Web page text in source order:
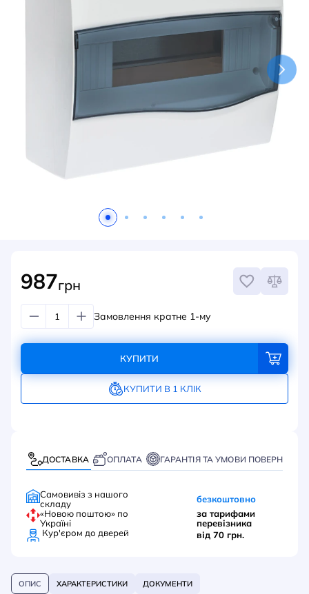
СИСТЕМИ ШИНОПРОВОДІВ ТА СТРУМОПРОВОДІВ
987грн
Замовлення кратне 1-му
КУПИТИ
КУПИТИ В 1 КЛІК
ДОСТАВКА ОПЛАТА ГАРАНТІЯ ТА УМОВИ ПОВЕРНЕННЯ
Самовивіз з нашого
складу
безкоштовно
«Новою поштою» по
Україні
за тарифами
перевізника
Кур'єром до дверей від 70 грн.
ОПИС ХАРАКТЕРИСТИКИ ДОКУМЕНТИ